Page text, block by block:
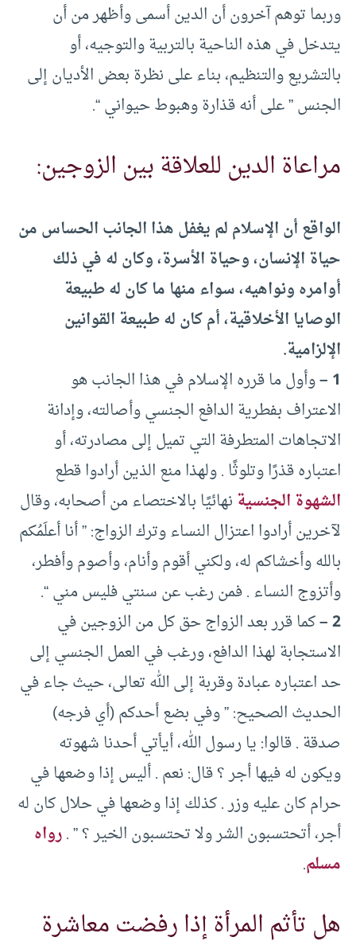
وربما توهم آخرون أن الدين أسمى وأظهر من أن
يتدخل في هذه الناحية بالتربية والتوجيه، أو
بالتشريع والتنظيم، بناء على نظرة بعض الأديان إلى
الجنس ” على أنه قذارة وهبوط حيواني “.
مراعاة الدين للعلاقة بين الزوجين:
الواقع أن الإسلام لم يغفل هذا الجانب الحساس من
حياة الإنسان، وحياة الأسرة، وكان له في ذلك
أوامره ونواهيه، سواء منها ما كان له طبيعة
الوصايا الأخلاقية، أم كان له طبيعة القوانين
الإلزامية.
1 –
وأول ما قرره الإسلام في هذا الجانب هو
الاعتراف بفطرية الدافع الجنسي وأصالته، وإدانة
الاتجاهات المتطرفة التي تميل إلى مصادرته، أو
اعتباره قذرًا وتلوثًا . ولهذا منع الذين أرادوا قطع
الشهوة الجنسيةنهائيًا بالاختصاء من أصحابه، وقال
لآخرين أرادوا اعتزال النساء وترك الزواج: ” أنا أعلَمُكم
بالله وأخشاكم له، ولكني أقوم وأنام، وأصوم وأفطر،
وأتزوج النساء . فمن رغب عن سنتي فليس مني “.
2 – كما قرر بعد الزواج حق كل من الزوجين في
الاستجابة لهذا الدافع، ورغب في العمل الجنسي إلى
حد اعتباره عبادة وقربة إلى الله تعالى، حيث جاء في
الحديث الصحيح: ” وفي بضع أحدكم (أي فرجه)
صدقة . قالوا: يا رسول الله، أيأتي أحدنا شهوته
ويكون له فيها أجر ؟ قال: نعم . أليس إذا وضعها في
حرام كان عليه وزر . كذلك إذا وضعها في حلال كان له
أجر، أتحتسبون الشر ولا تحتسبون الخير ؟ ” .رواه
مسلم.
هل تأثم المرأة إذا رفضت معاشرة